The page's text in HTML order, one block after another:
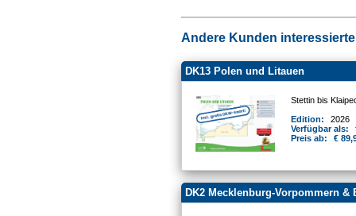
Andere Kunden
DK13 Polen und Litauen
Stettin bis
Edition:
2026
Verfügbar als:
Preis ab:
€
DK2 Mecklenburg-Vorpommern &